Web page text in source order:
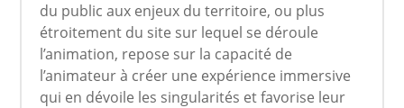
du public aux enjeux du territoire, ou plus
étroitement du site sur lequel se déroule
l’animation, repose sur la capacité de
l’animateur à créer une expérience immersive
qui en dévoile les singularités et favorise leur